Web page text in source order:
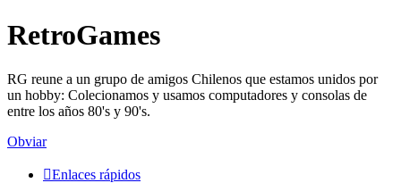
RetroGames
RG reune a un grupo de amigos Chilenos que estamos unidos por
un hobby: Colecionamos y usamos computadores y consolas de
entre los años 80's y 90's.
Obviar
Enlaces rápidos